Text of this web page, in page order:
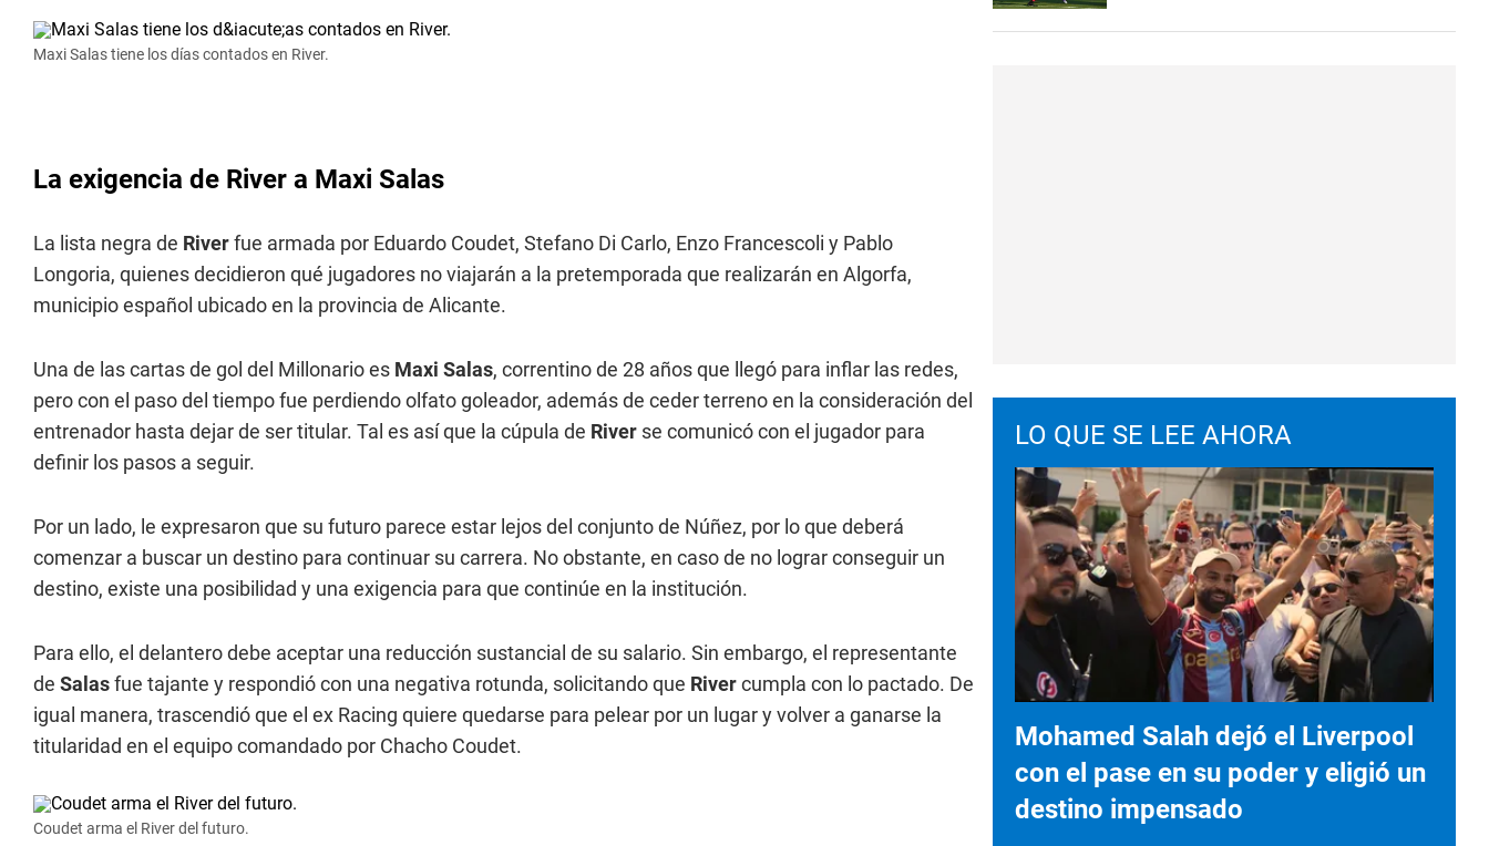
Maxi Salas tiene los días contados en River.
La exigencia de River a Maxi Salas
La lista negra de Riverfue armada por Eduardo Coudet, Stefano Di Carlo, Enzo Francescoli y Pablo
Longoria, quienes decidieron qué jugadores no viajarán a la pretemporada que realizarán en Algorfa,
municipio español ubicado en la provincia de Alicante.
Una de las cartas de gol del Millonario es Maxi Salas, correntino de 28 años que llegó para inflar las redes,
pero con el paso del tiempo fue perdiendo olfato goleador, además de ceder terreno en la consideración del
entrenador hasta dejar de ser titular. Tal es así que la cúpula de River se comunicó con el jugador para
definir los pasos a seguir.
Por un lado, le expresaron que su futuro parece estar lejos del conjunto de Núñez, por lo que deberá
comenzar a buscar un destino para continuar su carrera. No obstante, en caso de no lograr conseguir un
destino, existe una posibilidad y una exigencia para que continúe en la institución.
Para ello, el delantero debe aceptar una reducción sustancial de su salario. Sin embargo, el representante
de Salasfue tajante y respondió con una negativa rotunda, solicitando que Rivercumpla con lo pactado. De
igual manera, trascendió que el ex Racing quiere quedarse para pelear por un lugar y volver a ganarse la
titularidad en el equipo comandado por Chacho Coudet.
Coudet arma el River del futuro.
LO QUE SE LEE AHORA
Mohamed Salah dejó el Liverpool
con el pase en su poder y eligió un
destino impensado